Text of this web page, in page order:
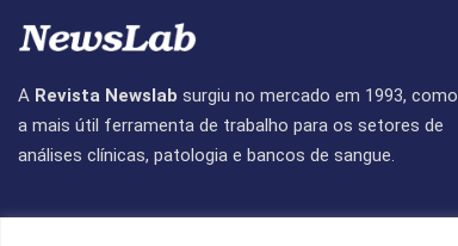
A Revista Newslab surgiu no mercado em 1993, como
a mais útil ferramenta de trabalho para os setores de
análises clínicas, patologia e bancos de sangue.